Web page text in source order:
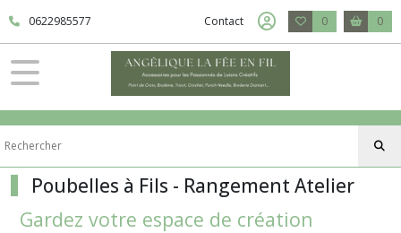
0622985577 Contact 0 0
Poubelles à Fils - Rangement Atelier
Gardez votre espace de création
Fermer
FILTRES
Tous
les
produits
Accessoires
Aimant